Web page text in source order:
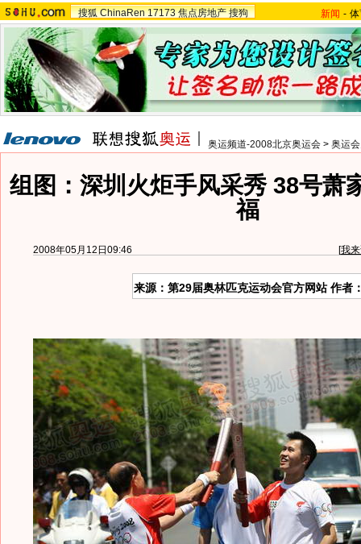
搜狐 ChinaRen 17173 焦点房地产 搜狗 新闻 -
奥运频道-2008北京奥运会 > 奥运
组图：深圳火炬手风采秀 38号萧
福
2008年05月12日09:46 [我
来源：第29届奥林匹克运动会官方网站 作者